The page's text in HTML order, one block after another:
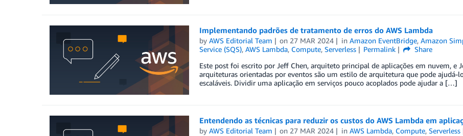
Implementando padrões de tratamento de erros do AWS Lambda
by AWS Editorial Team on 27 MAR 2024 inAmazon EventBridge,Amazon
Service (SQS), AWS Lambda, Compute, Serverless Permalink
Share
Este post foi escrito por Jeff Chen, arquiteto principal de aplicações em nuvem, e
arquiteturas orientadas por eventos são um estilo de arquitetura que pode ajudá-
escaláveis. Dividir uma aplicação em serviços pouco acoplados pode ajudar a […]
Entendendo as técnicas para reduzir os custos do AWS Lambda em
by AWS Editorial Team on 27 MAR 2024 inAWS Lambda, Compute,Serverless